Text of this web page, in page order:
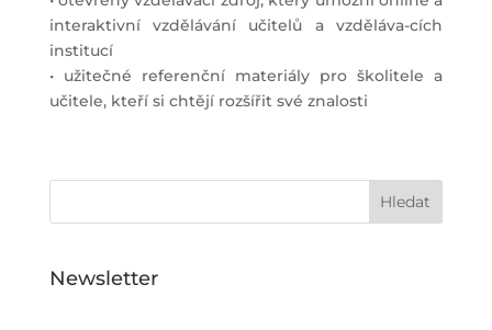
interaktivní vzdělávání učitelů a vzděláva-cích
institucí
• užitečné referenční materiály pro školitele a
učitele, kteří si chtějí rozšířit své znalosti
Newsletter